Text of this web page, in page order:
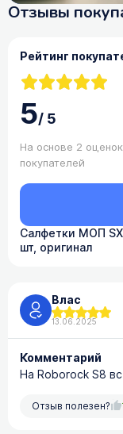
Отзывы
Рейтинг
5/5
На основе 2 оценок
покупателей
Салфетки МОП
шт, оригинал
Влас
13.06.2025
Комментарий
На Roborock S8
Отзыв полезен?